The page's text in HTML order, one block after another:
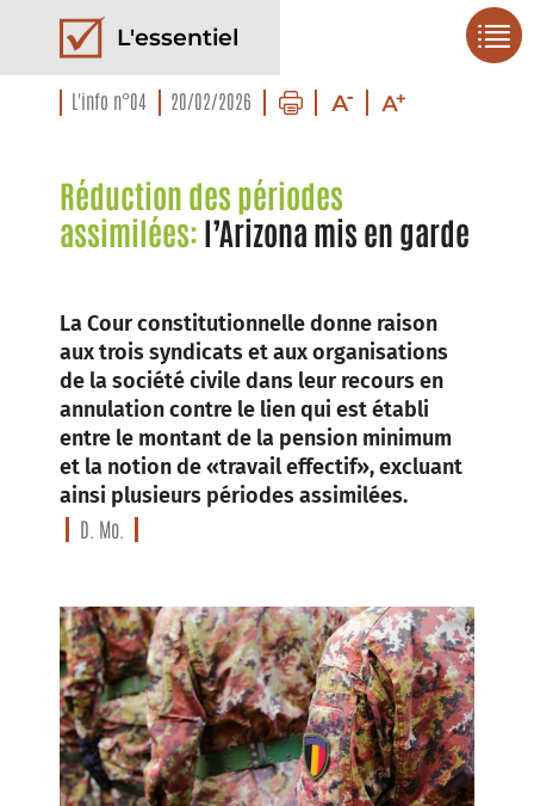
L'essentiel
L'info n°04 20/02/2026
Réduction des périodes
assimilées: l’Arizona mis en garde
La Cour constitutionnelle donne raison
aux trois syndicats et aux organisations
de la société civile dans leur recours en
annulation contre le lien qui est établi
entre le montant de la pension minimum
et la notion de «travail effectif», excluant
ainsi plusieurs périodes assimilées.
D. Mo.